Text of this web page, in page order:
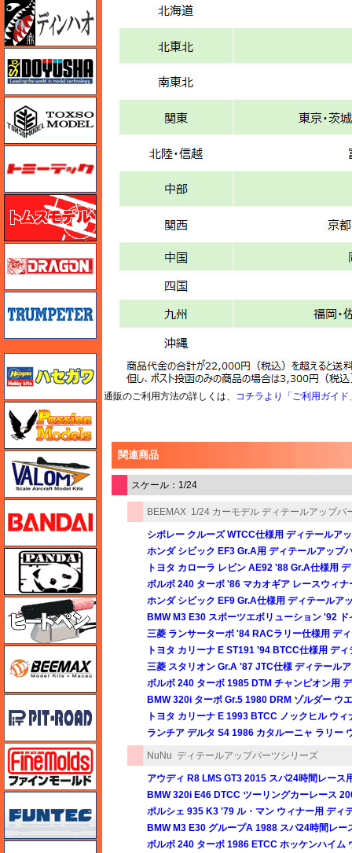
通販のご利用方法の詳しくは、 コチラより「ご利用ガイド
関連商品
スケール：1/24
BEEMAX 1/24 カーモデル ディテールアップパ
シボレー クルーズ WTCC仕様用 ディテールア
ホンダ シビック EF3 Gr.A用 ディテールアップ
トヨタ カローラ レビン AE92 '88 Gr.A仕様用
ボルボ 240 ターボ '86 マカオギア レースウィ
ホンダ シビック EF9 Gr.A仕様用 ディテールア
BMW M3 E30 スポーツエボリューション '92
三菱 ランサーターボ '84 RACラリー仕様用 デ
トヨタ カリーナ E ST191 '94 BTCC仕様用 デ
三菱 スタリオン Gr.A '87 JTC仕様 ディテール
ボルボ 240 ターボ 1985 DTM チャンピオン用
BMW 320i ターボ Gr.5 1980 DRM ゾルダー ウ
トヨタ カリーナ E 1993 BTCC ノックヒル ウ
ランチア デルタ S4 1986 カタルーニャ ラリー
NuNu ディテールアップパーツシリーズ
アウディ R8 LMS GT3 2015 スパ24時間レース
BMW 320i E46 DTCC ツーリングカーレース
ポルシェ 935 K3 '79 ル・マン ウィナー用 ディ
BMW M3 E30 グループA 1988 スパ24時間レー
ボルボ 240 ターボ 1986 ETCC ホッケンハイム
トキソモデル（toxso_model）
トミーテック
トランペッター
ハセガワ
バロムモデル
パンダホビー
ヒートペン（十和田技研・ブレインファクトリー）
ピットロード
ファインモールド
funtec（ファンテック）
フィニッシャーズ